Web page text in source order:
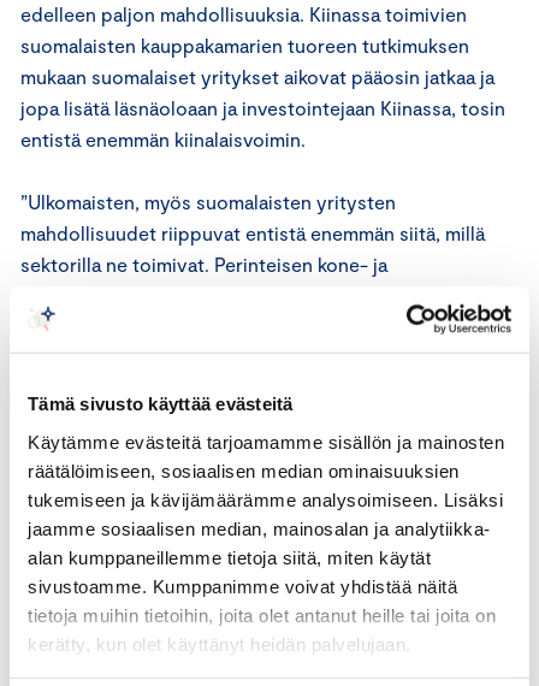
Tämä sivusto käyttää evästeitä
Käytämme evästeitä tarjoamamme sisällön ja mainosten
räätälöimiseen, sosiaalisen median ominaisuuksien
tukemiseen ja kävijämäärämme analysoimiseen. Lisäksi
jaamme sosiaalisen median, mainosalan ja analytiikka-
alan kumppaneillemme tietoja siitä, miten käytät
sivustoamme. Kumppanimme voivat yhdistää näitä
tietoja muihin tietoihin, joita olet antanut heille tai joita on
kerätty, kun olet käyttänyt heidän palvelujaan.
edelleen paljon mahdollisuuksia. Kiinassa toimivien
suomalaisten kauppakamarien tuoreen tutkimuksen
mukaan suomalaiset yritykset aikovat pääosin jatkaa ja
jopa lisätä läsnäoloaan ja investointejaan Kiinassa, tosin
entistä enemmän kiinalaisvoimin.
”Ulkomaisten, myös suomalaisten yritysten
mahdollisuudet riippuvat entistä enemmän siitä, millä
sektorilla ne toimivat. Perinteisen kone- ja
vähähiilisyyttä ja vihersiirtymää edistäville ratkaisuille
sekä kulutus- ja terveystuotteille”, Toivakka sanoo.
Minkä tien Kiina valitsee?
Kiinan suhde Venäjään on ollut tarkkailun alla, mutta
toistaiseksi Kiina on näyttänyt istuvan aidalla varoen
asettumasta julkisesti lännen tai Venäjän puolelle.
Toivakka analysoi, että vaikka Venäjää ja Kiinaa yhdistää
Yhdysvaltain vallan kasvun vastustaminen, Kiina ei ota
riskiä vaarantaakseen talouttaan.